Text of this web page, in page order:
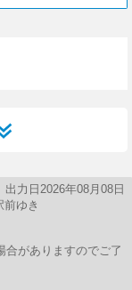
出力日2026年08月08日
ゆき
がありますのでご了